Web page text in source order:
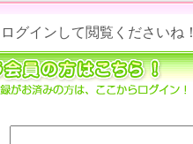
グインして閲覧くださいね！